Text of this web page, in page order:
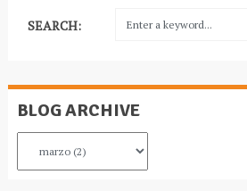
SEARCH:
BLOG ARCHIVE